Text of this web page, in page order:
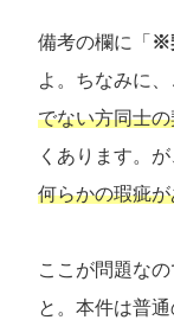
備考の欄に「 ※
よ。ちなみに
でない方同士
くあります。
何らかの瑕疵
ここが問題なの
と。本件は普